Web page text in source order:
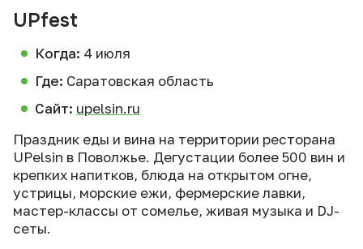
UPfest
Когда: 4 июля
Где: Саратовская область
Сайт: upelsin.ru
Праздник еды и вина на территории ресторана
UPelsin в Поволжье. Дегустации более 500 вин и
крепких напитков, блюда на открытом огне,
устрицы, морские ежи, фермерские лавки,
мастер-классы от сомелье, живая музыка и DJ-
сеты.